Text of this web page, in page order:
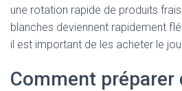
une rotation rapide de produits
blanches deviennent rapidement
il est important de les acheter le
Comment préparer